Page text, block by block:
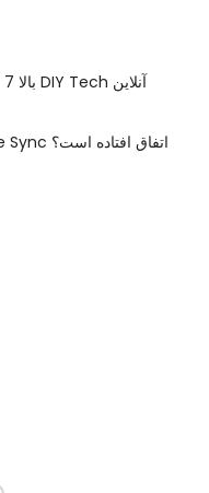
بالا 7 سایت پشتیبانی رایگان DIY Tech آنلاین
هرچیزی که با Google Sync اتفاق افتاده است؟